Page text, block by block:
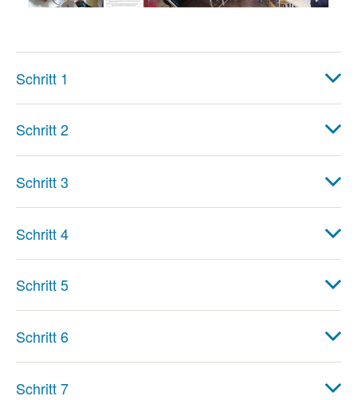
Schritt 1
Schritt 2
Schritt 3
Schritt 4
Schritt 5
Schritt 6
Schritt 7